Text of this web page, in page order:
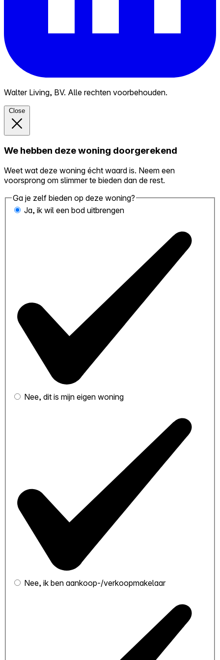
Walter Living, BV. Alle rechten voorbehouden.
Close
We hebben deze woning doorgerekend
Weet wat deze woning écht waard is. Neem een
voorsprong om slimmer te bieden dan de rest.
Ga je zelf bieden op deze woning?
Ja, ik wil een bod uitbrengen
Nee, dit is mijn eigen woning
Nee, ik ben aankoop-/verkoopmakelaar